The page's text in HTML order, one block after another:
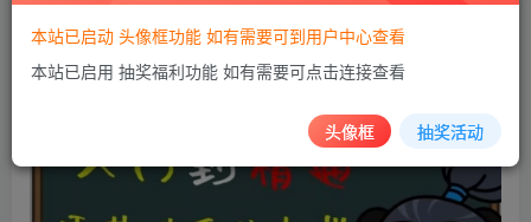
本站已启动 头像框功能 如有需要可到用户中心查看
本站已启用 抽奖福利功能 如有需要可点击连接查看
头像框 抽奖活动